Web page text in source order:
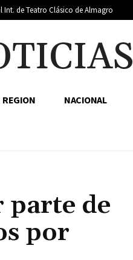
Int. de Teatro Clásico de Almagro
REGION NACIONAL
parte de
por